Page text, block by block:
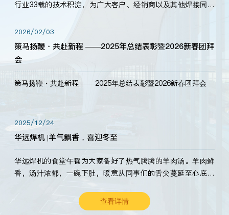
行业33载的技术积淀，为广大客户、经销商以及其他焊接同仁
2026/02/03
策马扬鞭・共赴新程 ——2025年总结表彰暨2026新春团拜
会
策马扬鞭・共赴新程 ——2025年总结表彰暨2026新春团拜会
2025/12/24
华远焊机 |羊气飘香，喜迎冬至
华远焊机的食堂午餐为大家备好了热气腾腾的羊肉汤。羊肉鲜
香，汤汁浓郁，一碗下肚，暖意从同事们的舌尖蔓延至心底。
查看详情